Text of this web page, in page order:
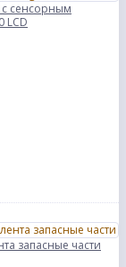
с сенсорным
LCD
запасные части